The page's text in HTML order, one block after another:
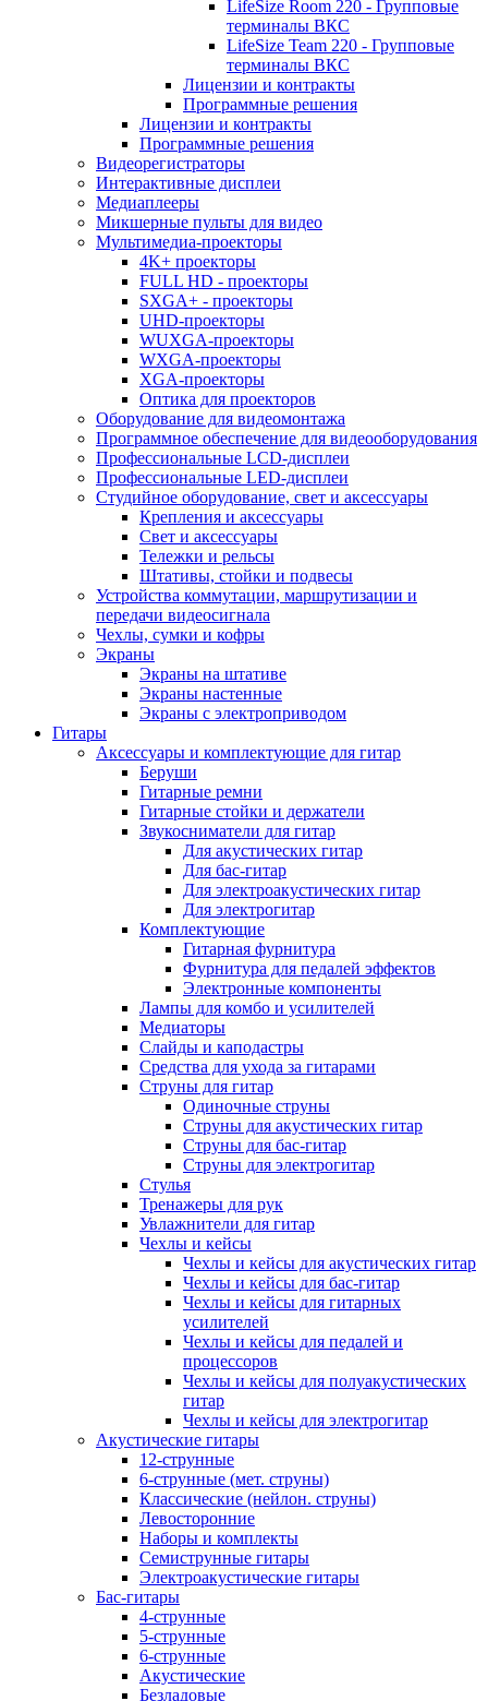
LifeSize Room 220 - Групповые
терминалы ВКС
LifeSize Team 220 - Групповые
терминалы ВКС
Лицензии и контракты
Программные решения
Лицензии и контракты
Программные решения
Видеорегистраторы
Интерактивные дисплеи
Медиаплееры
Микшерные пульты для видео
Мультимедиа-проекторы
4K+ проекторы
FULL HD - проекторы
SXGA+ - проекторы
UHD-проекторы
WUXGA-проекторы
WXGA-проекторы
XGA-проекторы
Оптика для проекторов
Оборудование для видеомонтажа
Программное обеспечение для видеооборудования
Профессиональные LCD-дисплеи
Профессиональные LED-дисплеи
Студийное оборудование, свет и аксессуары
Крепления и аксессуары
Свет и аксессуары
Тележки и рельсы
Штативы, стойки и подвесы
Устройства коммутации, маршрутизации и
передачи видеосигнала
Чехлы, сумки и кофры
Экраны
Экраны на штативе
Экраны настенные
Экраны с электроприводом
Гитары
Аксессуары и комплектующие для гитар
Беруши
Гитарные ремни
Гитарные стойки и держатели
Звукосниматели для гитар
Для акустических гитар
Для бас-гитар
Для электроакустических гитар
Для электрогитар
Комплектующие
Гитарная фурнитура
Фурнитура для педалей эффектов
Электронные компоненты
Лампы для комбо и усилителей
Медиаторы
Слайды и каподастры
Средства для ухода за гитарами
Струны для гитар
Одиночные струны
Струны для акустических гитар
Струны для бас-гитар
Струны для электрогитар
Стулья
Тренажеры для рук
Увлажнители для гитар
Чехлы и кейсы
Чехлы и кейсы для акустических гитар
Чехлы и кейсы для бас-гитар
Чехлы и кейсы для гитарных
усилителей
Чехлы и кейсы для педалей и
процессоров
Чехлы и кейсы для полуакустических
гитар
Чехлы и кейсы для электрогитар
Акустические гитары
12-струнные
6-струнные (мет. струны)
Классические (нейлон. струны)
Левосторонние
Наборы и комплекты
Семиструнные гитары
Электроакустические гитары
Бас-гитары
4-струнные
5-струнные
6-струнные
Акустические
Безладовые